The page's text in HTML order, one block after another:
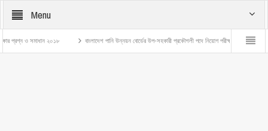
Menu
ও সমাধান ২০১৮ বাংলাদেশ পানি উন্নয়ন বোর্ডের উপ-সহকারী প্রকৌশলী পদে নিয়োগ পরীক্ষার প্রশ্ন ও সমাধান –